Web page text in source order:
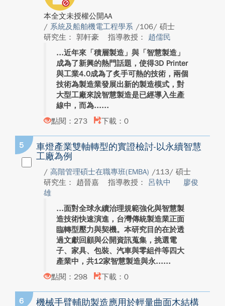
本全文未授權公開AA
/ 系統及船舶機電工程學系 /106/ 碩士
研究生： 郭軒豪
指導教授： 趙儒民
近年來「積層製造」與「智慧製造」
成為了新興的熱門話題，使得3D Printer
與工業4.0成為了炙手可熱的技術，兩個
技術為製造業發展出新的製造模式，對
大型工廠來說智慧製造是已經導入生產
線中，而為...
點閱：273
下載：0
5
車燈產業雙軸轉型的實證檢討-以永續智慧
工廠為例
/ 高階管理碩士在職專班(EMBA) /113/ 碩士
研究生： 趙晉嘉
指導教授： 呂執中
廖俊
雄
面對全球永續治理規範強化與智慧製
造技術快速演進，台灣傳統製造業正面
臨轉型壓力與契機。本研究目的在於透
過文獻回顧與公開資訊蒐集，挑選電
子、家具、包裝、汽車與零組件等四大
產業中，共12家智慧製造與永...
點閱：298
下載：0
6 機械手臂輔助製造應用於輕量曲面木結構